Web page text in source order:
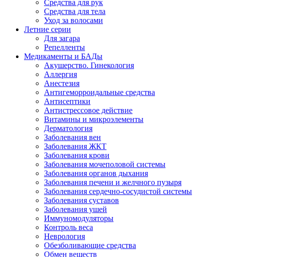
Средства для рук
Средства для тела
Уход за волосами
Летние серии
Для загара
Репелленты
Медикаменты и БАДы
Акушерство. Гинекология
Аллергия
Анестезия
Антигеморроидальные средства
Антисептики
Антистрессовое действие
Витамины и микроэлементы
Дерматология
Заболевания вен
Заболевания ЖКТ
Заболевания крови
Заболевания мочеполовой системы
Заболевания органов дыхания
Заболевания печени и желчного пузыря
Заболевания сердечно-сосудистой системы
Заболевания суставов
Заболевания ушей
Иммуномодуляторы
Контроль веса
Неврология
Обезболивающие средства
Обмен веществ